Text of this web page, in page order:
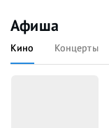
Афиша
Кино Концерты